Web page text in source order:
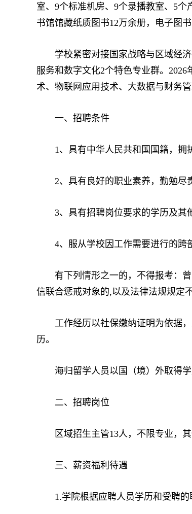
室、9个标准机房、9个录播教室、5
书馆馆藏纸质图书12万余册，电子图书
学校紧密对接国家战略与区域经济
服务和数字文化2个特色专业群。
术、物联网应用技术、大数据与财务
一、招聘条件
1、具有中华人民共和国国籍，拥护
2、具有良好的职业素养，勤勉尽责
3、具有招聘岗位要求的学历及其他
4、服从学校因工作需要进行的跨部
有下列情形之一的，不得报考：曾
信联合惩戒对象的,以及法律法规规定
工作经历以社保缴纳证明为依据，
历。
海归留学人员以国（境）外取得学
二、招聘岗位
区域招生主管13人，不限专业，其
三、薪资福利待遇
1.学院根据应聘人员学历和受聘的